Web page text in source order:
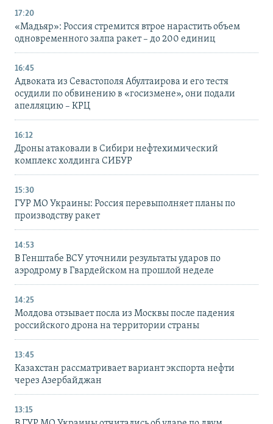
17:20
«Мадьяр»: Россия стремится втрое нарастить объем
одновременного залпа ракет – до 200 единиц
16:45
Адвоката из Севастополя Абултаирова и его тестя
осудили по обвинению в «госизмене», они подали
апелляцию – КРЦ
16:12
Дроны атаковали в Сибири нефтехимический
комплекс холдинга СИБУР
15:30
ГУР МО Украины: Россия перевыполняет планы по
производству ракет
14:53
В Генштабе ВСУ уточнили результаты ударов по
аэродрому в Гвардейском на прошлой неделе
14:25
Молдова отзывает посла из Москвы после падения
российского дрона на территории страны
13:45
Казахстан рассматривает вариант экспорта нефти
через Азербайджан
13:15